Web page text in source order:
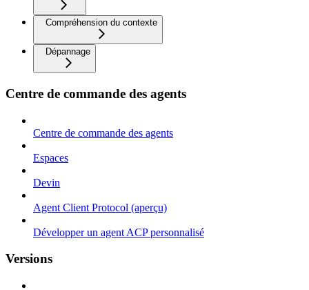
Compréhension du contexte
Dépannage
Centre de commande des agents
Centre de commande des agents
Espaces
Devin
Agent Client Protocol (aperçu)
Développer un agent ACP personnalisé
Versions